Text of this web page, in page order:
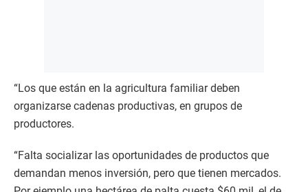
“Los que están en la agricultura familiar deben
organizarse cadenas productivas, en grupos de
productores.
“Falta socializar las oportunidades de productos que
demandan menos inversión, pero que tienen mercados.